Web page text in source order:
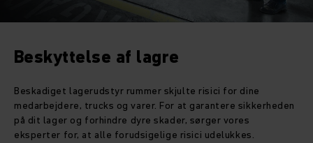
Beskyttelse af lagre
Beskadiget lagerudstyr rummer skjulte risici for dine
medarbejdere, trucks og varer. For at garantere sikkerheden
på dit lager og forhindre dyre skader, sørger vores
eksperter for, at alle forudsigelige risici udelukkes.